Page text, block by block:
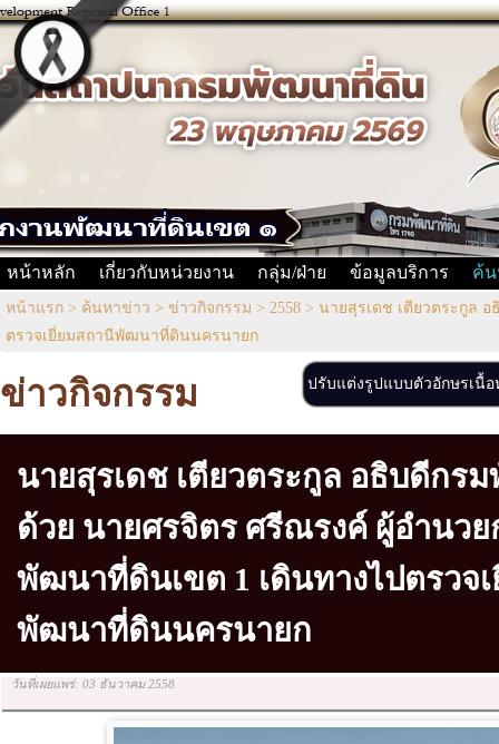
หน้าหลัก เกี่ยวกับหน่วยงาน กลุ่ม/ฝ่าย ข้อมูลบริการ ค้น
หน้าแรก > ค้นหาข่าว > ข่าวกิจกรรม > 2558 > นายสุรเดช เตียวตระกูล
ตรวจเยี่ยมสถานีพัฒนาที่ดินนครนายก
ข่าวกิจกรรม
นายสุรเดช เตียวตระกูล อธิบดีกร
ด้วย นายศรจิตร ศรีณรงค์ ผู้อำนว
พัฒนาที่ดินเขต 1 เดินทางไปตรวจ
พัฒนาที่ดินนครนายก
วันที่เผยแพร่: 03 ธันวาคม 2558
ปรับแต่งรูปแบบตัวอักษรเ